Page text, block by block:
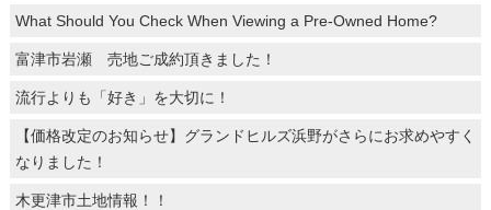
What Should You Check When Viewing a Pre-Owned Home?
富津市岩瀬 売地ご成約頂きました！
流行よりも「好き」を大切に！
【価格改定のお知らせ】グランドヒルズ浜野がさらにお求めやすく
なりました！
木更津市土地情報！！